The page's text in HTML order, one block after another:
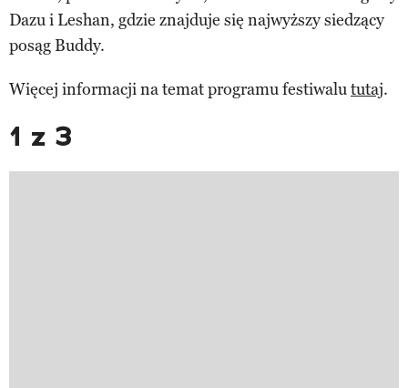
Dazu i Leshan, gdzie znajduje się najwyższy siedzący
posąg Buddy.
Więcej informacji na temat programu festiwalututaj.
1 z 3